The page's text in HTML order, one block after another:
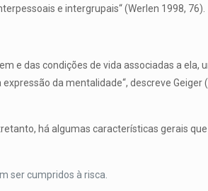
e intergrupais“ (Werlen 1998, 76).
e das condições de vida associadas a ela,
da mentalidade“, descreve Geiger
há algumas características gerais
ser cumpridos à risca.